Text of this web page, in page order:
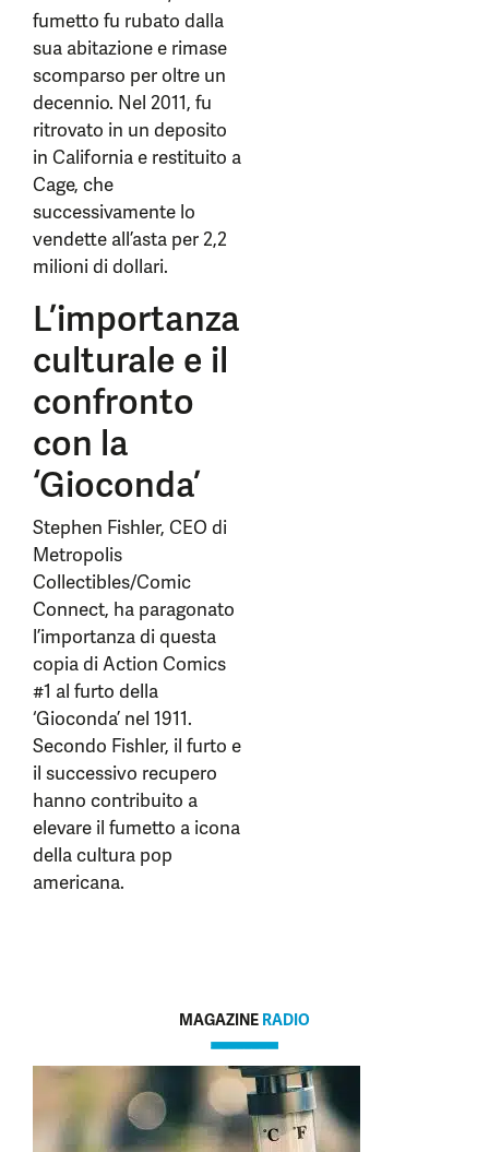
fumetto fu rubato dalla
sua abitazione e rimase
scomparso per oltre un
decennio. Nel 2011, fu
ritrovato in un deposito
in California e restituito a
Cage, che
successivamente lo
vendette all’asta per 2,2
milioni di dollari.
L’importanza
culturale e il
confronto
con la
‘Gioconda’
Stephen Fishler, CEO di
Metropolis
Collectibles/Comic
Connect, ha paragonato
l’importanza di questa
copia di Action Comics
#1 al furto della
‘Gioconda’ nel 1911.
Secondo Fishler, il furto e
il successivo recupero
hanno contribuito a
elevare il fumetto a icona
della cultura pop
americana.
MAGAZINE RADIO